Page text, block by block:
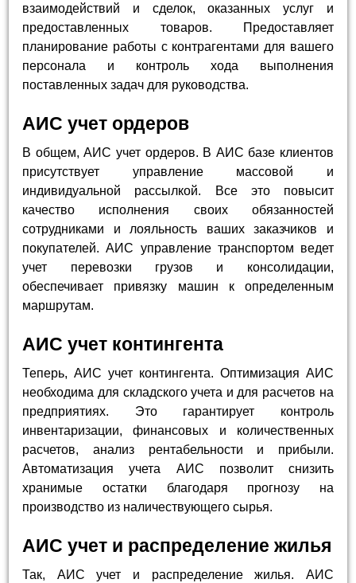
взаимодействий и сделок, оказанных услуг и
предоставленных товаров. Предоставляет
планирование работы с контрагентами для вашего
персонала и контроль хода выполнения
поставленных задач для руководства.
АИС учет ордеров
В общем, АИС учет ордеров. В АИС базе клиентов
присутствует управление массовой и
индивидуальной рассылкой. Все это повысит
качество исполнения своих обязанностей
сотрудниками и лояльность ваших заказчиков и
покупателей. АИС управление транспортом ведет
учет перевозки грузов и консолидации,
обеспечивает привязку машин к определенным
маршрутам.
АИС учет контингента
Теперь, АИС учет контингента. Оптимизация АИС
необходима для складского учета и для расчетов на
предприятиях. Это гарантирует контроль
инвентаризации, финансовых и количественных
расчетов, анализ рентабельности и прибыли.
Автоматизация учета АИС позволит снизить
хранимые остатки благодаря прогнозу на
производство из наличествующего сырья.
АИС учет и распределение жилья
Так, АИС учет и распределение жилья. АИС